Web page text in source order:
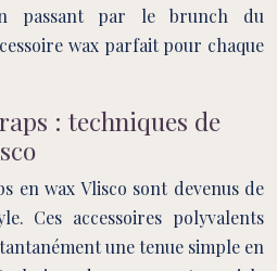
passant par le brunch du
wax parfait pour chaque
: techniques de
en wax Vlisco sont devenus de
Ces accessoires polyvalents
une tenue simple en